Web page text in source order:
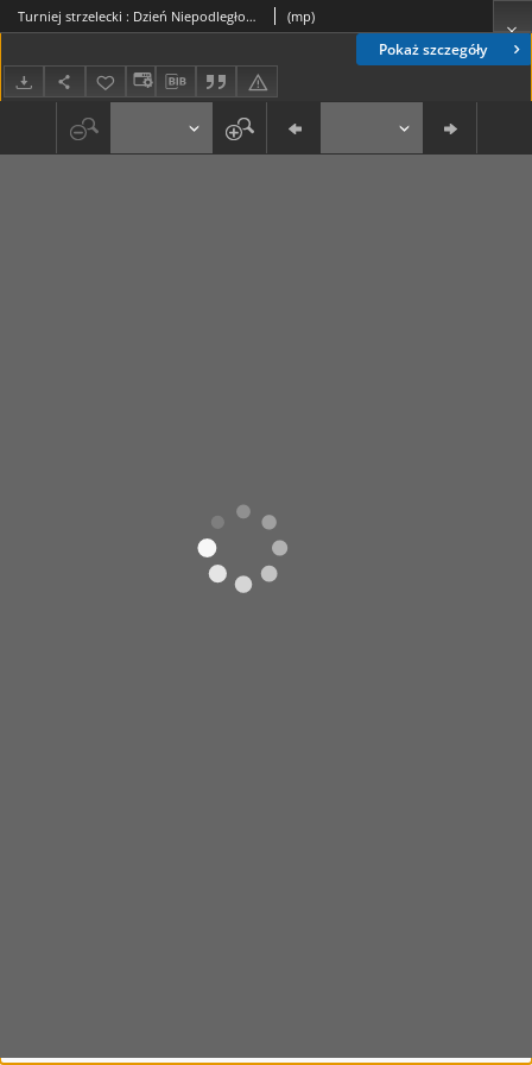
Pokaż szczegóły
Turniej strzelecki : Dzień Niepodległości w klubie "Dukat" (mp)